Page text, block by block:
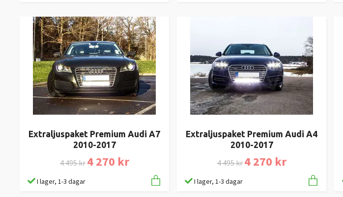
Extraljuspaket Premium Audi A7
2010-2017
4 495 kr 4 270 kr
I lager, 1-3 dagar
Extraljuspaket Premium Audi A4
2010-2017
4 495 kr 4 270 kr
I lager, 1-3 dagar